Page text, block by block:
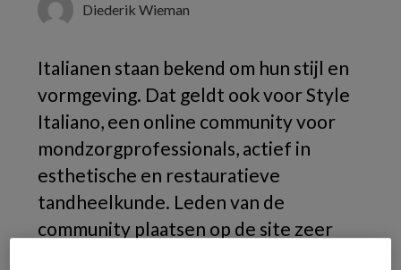
Diederik Wieman
Italianen staan bekend om hun stijl en
vormgeving. Dat geldt ook voor Style
Italiano, een online community voor
mondzorgprofessionals, actief in
esthetische en restauratieve
tandheelkunde. Leden van de
community plaatsen op de site zeer